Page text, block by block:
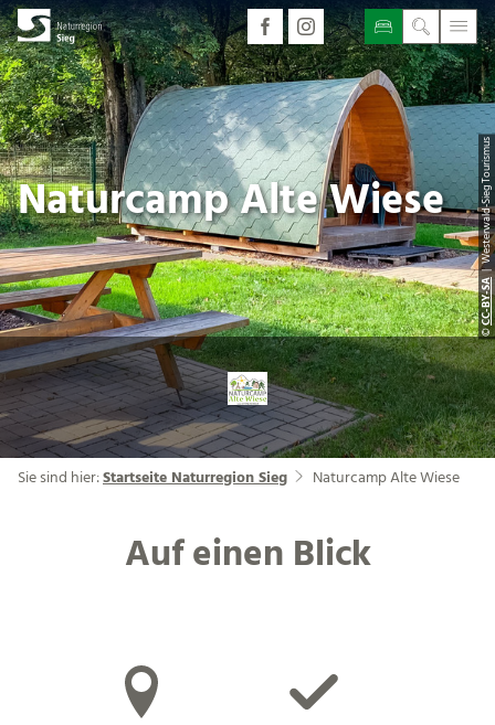
©
CC-BY-SA
| Westerwald-Sieg Tourismus
Naturcamp Alte Wiese
Sie sind hier:Startseite Naturregion Sieg Naturcamp Alte Wiese
Auf einen Blick